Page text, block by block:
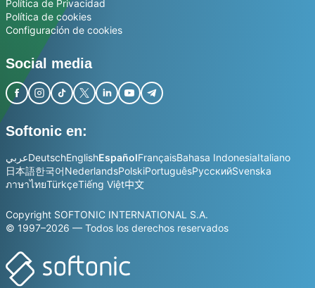
Política de Privacidad
Política de cookies
Configuración de cookies
Social media
Softonic en:
عربيDeutschEnglishEspañolFrançaisBahasa IndonesiaItaliano
日本語한국어NederlandsPolskiPortuguêsРусскийSvenska
ภาษาไทยTürkçeTiếng Việt中文
Copyright SOFTONIC INTERNATIONAL S.A.
© 1997–2026 — Todos los derechos reservados